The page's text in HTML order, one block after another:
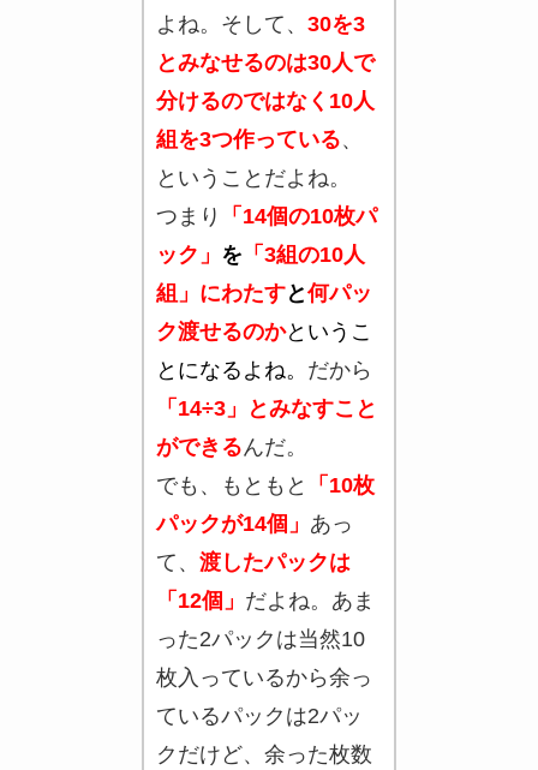
よね。そして、 30を3
とみなせるのは30人で
分けるのではなく10人
組を3つ作っている、
ということだよね。
つまり
「14個の10枚パ
ック」 を 「3組の10人
組」にわたすと何パッ
ク渡せるのかというこ
とになるよね。 だから
「14÷3」とみなすこと
ができるんだ。
でも、もともと
「10枚
パックが14個」 あっ
て、 渡したパックは
「12個」 だよね。あま
った2パックは当然10
枚入っているから余っ
ているパックは2パッ
クだけど、余った枚数